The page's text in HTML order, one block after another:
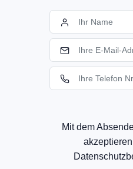
Mit dem